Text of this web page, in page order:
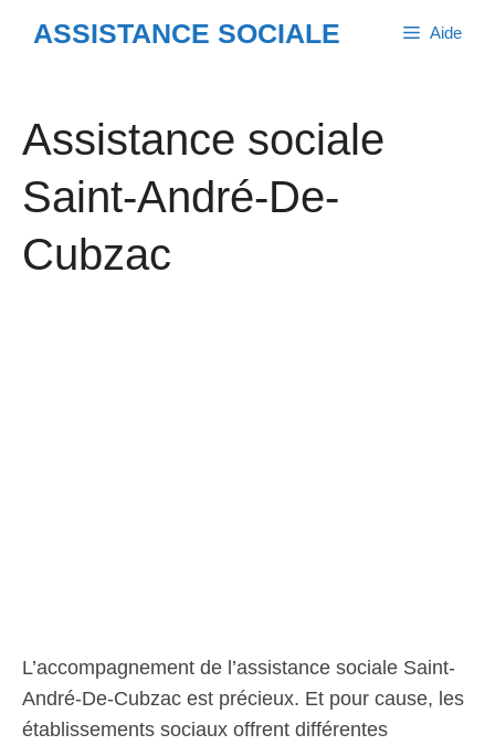
ASSISTANCE SOCIALE Aide
Assistance sociale
Saint-André-De-
Cubzac
L’accompagnement de l’assistance sociale Saint-
André-De-Cubzac est précieux. Et pour cause, les
établissements sociaux offrent différentes